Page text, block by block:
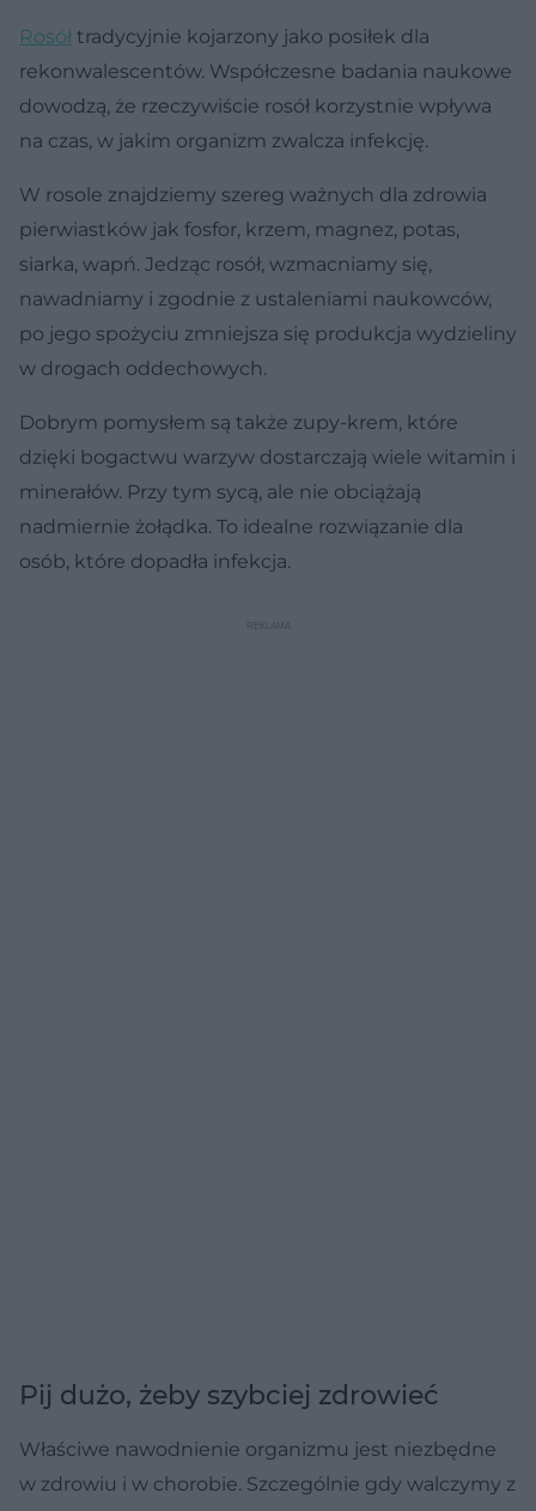
Rosół tradycyjnie kojarzony jako posiłek dla
rekonwalescentów. Współczesne badania naukowe
dowodzą, że rzeczywiście rosół korzystnie wpływa
na czas, w jakim organizm zwalcza infekcję.
W rosole znajdziemy szereg ważnych dla zdrowia
pierwiastków jak fosfor, krzem, magnez, potas,
siarka, wapń. Jedząc rosół, wzmacniamy się,
nawadniamy i zgodnie z ustaleniami naukowców,
po jego spożyciu zmniejsza się produkcja wydzieliny
w drogach oddechowych.
Dobrym pomysłem są także zupy-krem, które
dzięki bogactwu warzyw dostarczają wiele witamin i
minerałów. Przy tym sycą, ale nie obciążają
nadmiernie żołądka. To idealne rozwiązanie dla
osób, które dopadła infekcja.
Pij dużo, żeby szybciej zdrowieć
Właściwe nawodnienie organizmu jest niezbędne
w zdrowiu i w chorobie. Szczególnie gdy walczymy z